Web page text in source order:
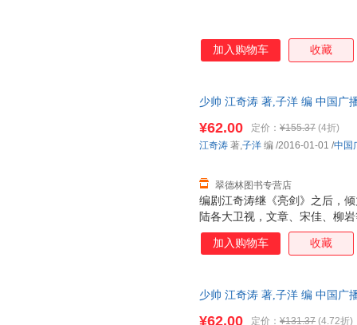
加入购物车 收藏
少帅 江奇涛 著,子洋 编 中国广
编剧江奇涛继《亮剑》之后，
陆各大卫视，文章、宋佳、柳
良辉煌而坎坷的一生。 随书赠
学良的书都不一样，作者既没
不是一味歌颂，而是完整地呈
¥62.00 定价： ¥155.37 (4折)
翠德林图书专营店
江奇涛 著,子洋 编 /2016-01-01 /中国
加入购物车 收藏
少帅 江奇涛 著,子洋 编 中国广
¥62.00 定价： ¥131.37 (4.72折)